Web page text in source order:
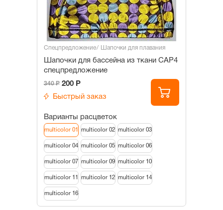
Спецпредложение Шапочки для плавания
Шапочки для бассейна из ткани САР4
спецпредложение
340 Р 200 Р
Быстрый заказ
Варианты расцветок
multicolor 01 multicolor 02 multicolor 03
multicolor 04 multicolor 05 multicolor 06
multicolor 07 multicolor 09 multicolor 10
multicolor 11 multicolor 12 multicolor 14
multicolor 16